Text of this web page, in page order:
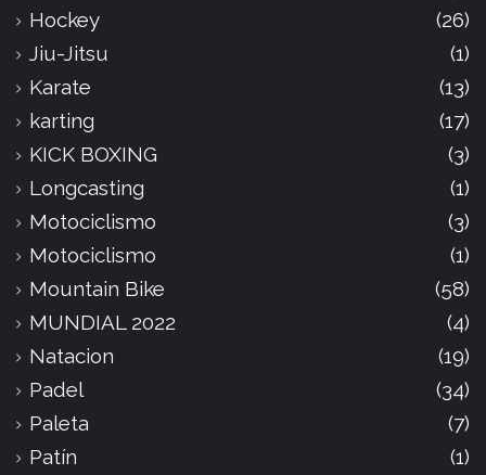
Hockey
(26)
Jiu-Jitsu
(1)
Karate
(13)
karting
(17)
KICK BOXING
(3)
Longcasting
(1)
Motociclismo
(3)
Motociclismo
(1)
Mountain Bike
(58)
MUNDIAL 2022
(4)
Natacion
(19)
Padel
(34)
Paleta
(7)
Patín
(1)